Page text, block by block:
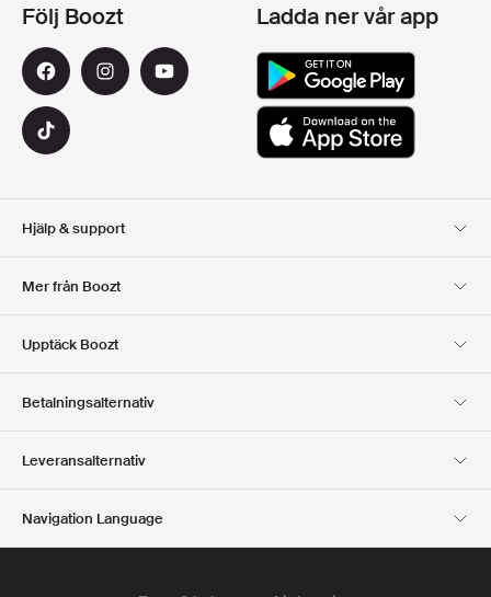
Hjälp & support
Mer från Boozt
Club Boozt
Upptäck Boozt
Press & utmärkelser
Följ Boozt Ladda ner vår app
Betalningsalternativ
Leveransalternativ
Navigation Language